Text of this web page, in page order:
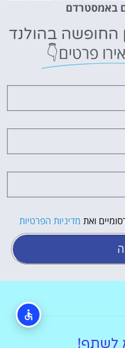
באמסטרדם
החופשה בהולנד
פרטים👇
ואת מדיניות הפרטיות
לשתף!